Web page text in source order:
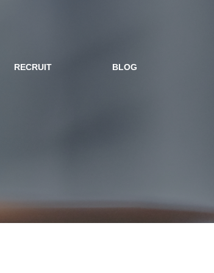
RECRUIT BLOG